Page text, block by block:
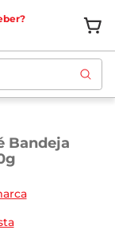
Bandeja